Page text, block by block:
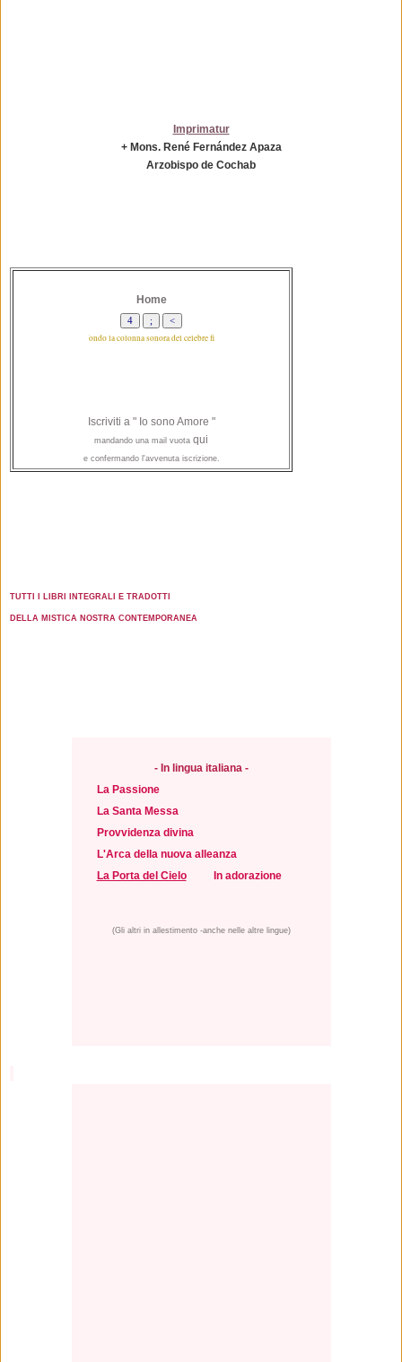
Imprimatur
+ Mons. René Fernández Apaza
Arzobispo de Cochab
Home
* In sottofondo la colonna sonora del celebre film "A beautiful mind". Tutti i diritti riservati
Iscriviti a " Io sono Amore "
mandando una mail vuota qui
e confermando l'avvenuta iscrizione.
TUTTI I LIBRI INTEGRALI E TRADOTTI
DELLA MISTICA NOSTRA CONTEMPORANEA
-In lingua italiana -
La Passione
La Santa Messa
Provvidenza divina
L'Arca della nuova alleanza
La Porta del Cielo
In adorazione
(Gli altri in allestimento -anche nelle altre lingue)